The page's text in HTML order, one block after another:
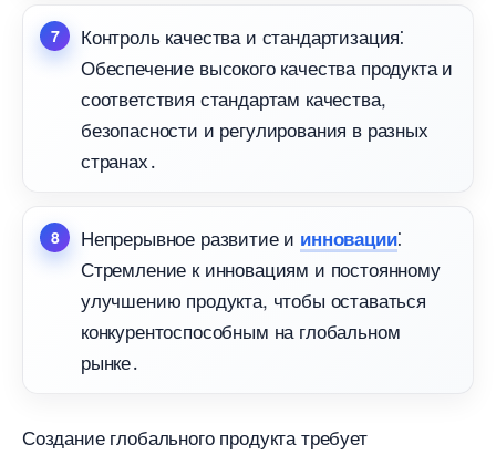
Контроль качества и стандартизация⁚
Обеспечение высокого качества продукта и
соответствия стандартам качества,
езопасности и регулирования в разных
странах․
Непрерывное развитие и инновации⁚
Стремление к инновациям и постоянному
улучшению продукта, чтобы оставаться
конкурентоспособным на глобальном
рынке․
Создание глобального продукта требует